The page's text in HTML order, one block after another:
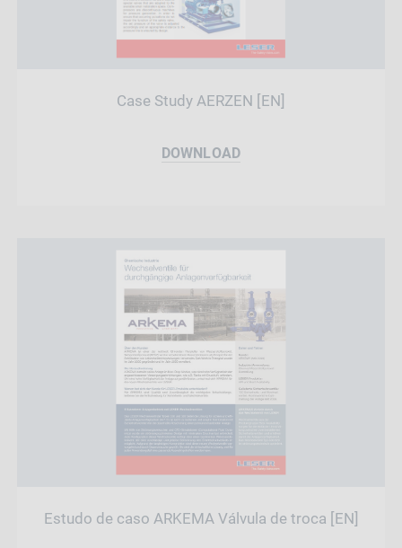
Case Study AERZEN [EN]
DOWNLOAD
Estudo de caso ARKEMA Válvula de troca [EN]